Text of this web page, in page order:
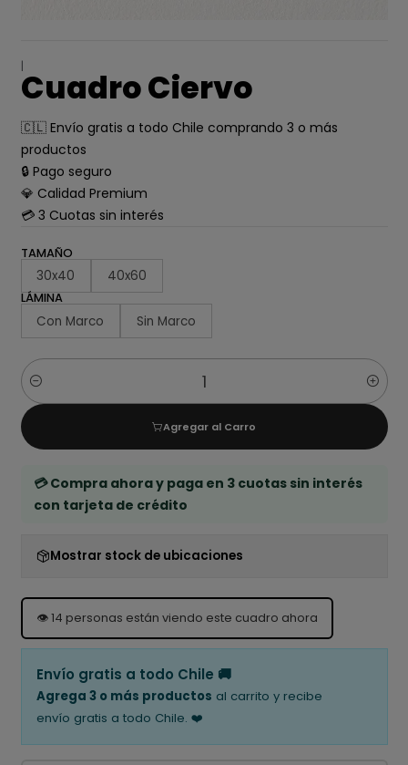
|
Cuadro Ciervo
🇨🇱 Envío gratis a todo Chile comprando 3 o más
productos
🔒 Pago seguro
💎 Calidad Premium
💳 3 Cuotas sin interés
TAMAÑO
30x40 40x60
LÁMINA
Con Marco Sin Marco
Cantidad
Agregar al Carro
💳 Compra ahora y paga en 3 cuotas sin interés
con tarjeta de crédito
Mostrar stock de ubicaciones
👁️14 personas están viendo este cuadro ahora
Envío gratis a todo Chile 🚚
Agrega 3 o más productos al carrito y recibe
envío gratis a todo Chile. ❤️